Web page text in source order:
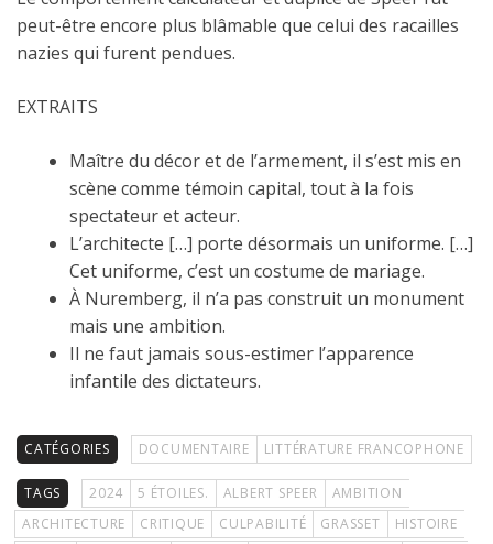
peut-être encore plus blâmable que celui des racailles
nazies qui furent pendues.
EXTRAITS
Maître du décor et de l’armement, il s’est mis en
scène comme témoin capital, tout à la fois
spectateur et acteur.
L’architecte […] porte désormais un uniforme. […]
Cet uniforme, c’est un costume de mariage.
À Nuremberg, il n’a pas construit un monument
mais une ambition.
Il ne faut jamais sous-estimer l’apparence
infantile des dictateurs.
CATÉGORIES DOCUMENTAIRE LITTÉRATURE FRANCOPHONE
TAGS 2024 5 ÉTOILES. ALBERT SPEER
AMBITION
ARCHITECTURE
CRITIQUE CULPABILITÉ GRASSET
HISTOIRE